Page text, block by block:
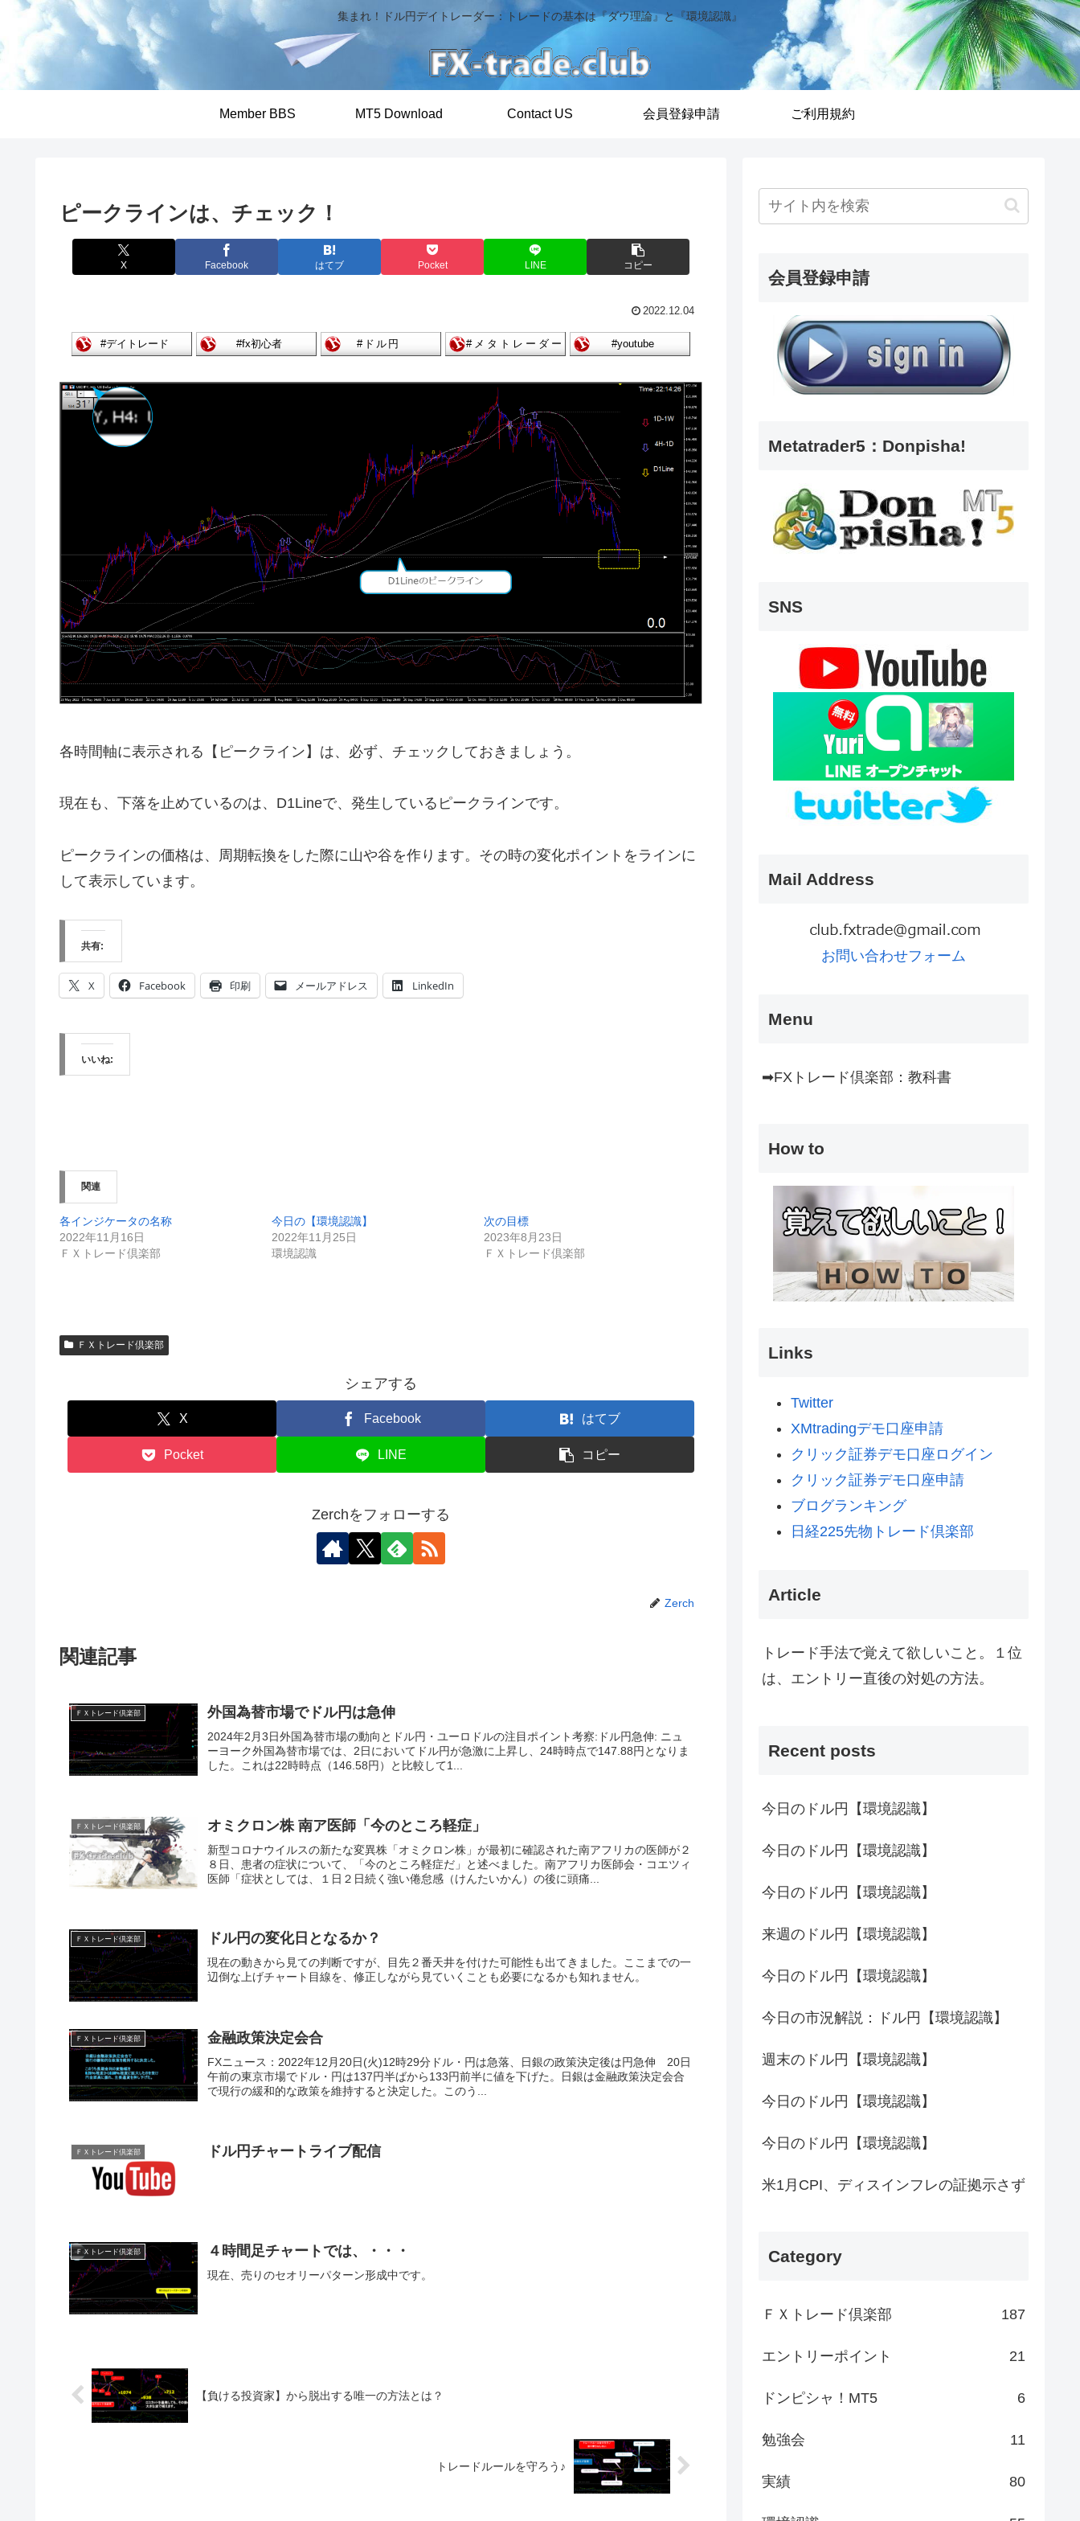
集まれ！ドル円デイトレーダー：トレードの基本は『ダウ理論』と『環境認識』
Member BBS MT5 Download Contact US 会員登録申請 ご利用規約
ピークラインは、チェック！
X Facebook はてブ Pocket LINE コピー
2022.12.04
各時間軸に表示される【ピークライン】は、必ず、チェックしておきましょう。
現在も、下落を止めているのは、D1Lineで、発生しているピークラインです。
ピークラインの価格は、周期転換をした際に山や谷を作ります。その時の変化ポイントをラインに
して表示しています。
共有:
X Facebook 印刷 メールアドレス LinkedIn
いいね:
関連
各インジケータの名称
2022年11月16日
ＦＸトレード倶楽部
今日の【環境認識】
2022年11月25日
環境認識
次の目標
2023年8月23日
ＦＸトレード倶楽部
ＦＸトレード倶楽部
シェアする
X Facebook はてブ
Pocket LINE コピー
Zerchをフォローする
Zerch
関連記事
ＦＸトレード倶楽部 外国為替市場でドル円は急伸
2024年2月3日外国為替市場の動向とドル円・ユーロドルの注目ポイント考察:ドル円急伸: ニュ
ーヨーク外国為替市場では、2日においてドル円が急激に上昇し、24時時点で147.88円となりま
した。これは22時時点（146.58円）と比較して1...
ＦＸトレード倶楽部 オミクロン株 南ア医師「今のところ軽症」
新型コロナウイルスの新たな変異株「オミクロン株」が最初に確認された南アフリカの医師が２
８日、患者の症状について、「今のところ軽症だ」と述べました。南アフリカ医師会・コエツィ
医師「症状としては、１日２日続く強い倦怠感（けんたいかん）の後に頭痛...
ＦＸトレード倶楽部 ドル円の変化日となるか？
現在の動きから見ての判断ですが、目先２番天井を付けた可能性も出てきました。ここまでの一
辺倒な上げチャート目線を、修正しながら見ていくことも必要になるかも知れません。
ＦＸトレード倶楽部 金融政策決定会合
FXニュース：2022年12月20日(火)12時29分ドル・円は急落、日銀の政策決定後は円急伸 20日
午前の東京市場でドル・円は137円半ばから133円前半に値を下げた。日銀は金融政策決定会合
で現行の緩和的な政策を維持すると決定した。このう...
ＦＸトレード倶楽部 ドル円チャートライブ配信
ＦＸトレード倶楽部 ４時間足チャートでは、・・・
現在、売りのセオリーパターン形成中です。
【負ける投資家】から脱出する唯一の方法とは？
トレードルールを守ろう♪
会員登録申請
Metatrader5：Donpisha!
SNS
Mail Address
お問い合わせフォーム
Menu
➡FXトレード倶楽部：教科書
How to
Links
Twitter
XMtradingデモ口座申請
クリック証券デモ口座ログイン
クリック証券デモ口座申請
ブログランキング
日経225先物トレード倶楽部
Article
トレード手法で覚えて欲しいこと。１位
は、エントリー直後の対処の方法。
Recent posts
今日のドル円【環境認識】
今日のドル円【環境認識】
今日のドル円【環境認識】
来週のドル円【環境認識】
今日のドル円【環境認識】
今日の市況解説：ドル円【環境認識】
週末のドル円【環境認識】
今日のドル円【環境認識】
今日のドル円【環境認識】
米1月CPI、ディスインフレの証拠示さず
Category
ＦＸトレード倶楽部 187
エントリーポイント 21
ドンピシャ！MT5 6
勉強会 11
実績 80